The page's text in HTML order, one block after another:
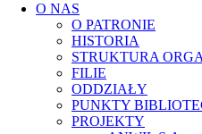
O NAS
O PATRONIE
HISTORIA
STRUKTURA
FILIE
ODDZIAŁY
PUNKTY
PROJEKTY